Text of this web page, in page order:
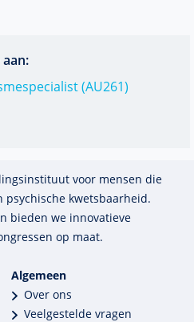
(AU261)
voor mensen die
psychische kwets­baar­heid.
bieden we innova­tieve
op maat.
Algemeen
Over ons
Veelgestelde vragen